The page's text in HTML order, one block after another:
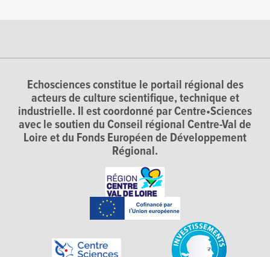
Echosciences constitue le portail régional des
acteurs de culture scientifique, technique et
industrielle. Il est coordonné par Centre•Sciences
avec le soutien du Conseil régional Centre-Val de
Loire et du Fonds Européen de Développement
Régional.